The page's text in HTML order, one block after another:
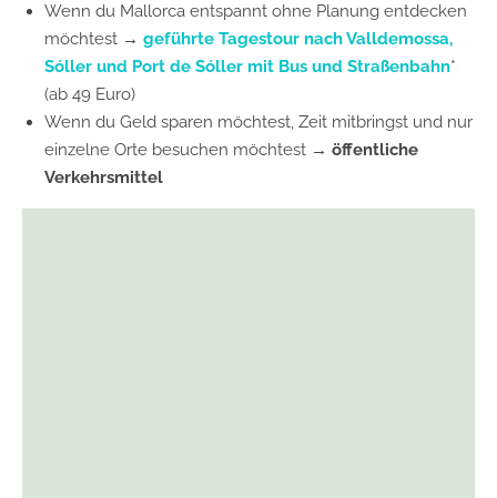
Wenn du Mallorca entspannt ohne Planung entdecken
möchtest → geführte Tagestour nach Valldemossa,
Sóller und Port de Sóller mit Bus und Straßenbahn*
(ab 49 Euro)
Wenn du Geld sparen möchtest, Zeit mitbringst und nur
einzelne Orte besuchen möchtest → öffentliche
Verkehrsmittel